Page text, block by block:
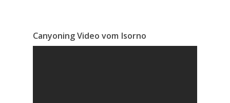
Canyoning Video vom Isorno